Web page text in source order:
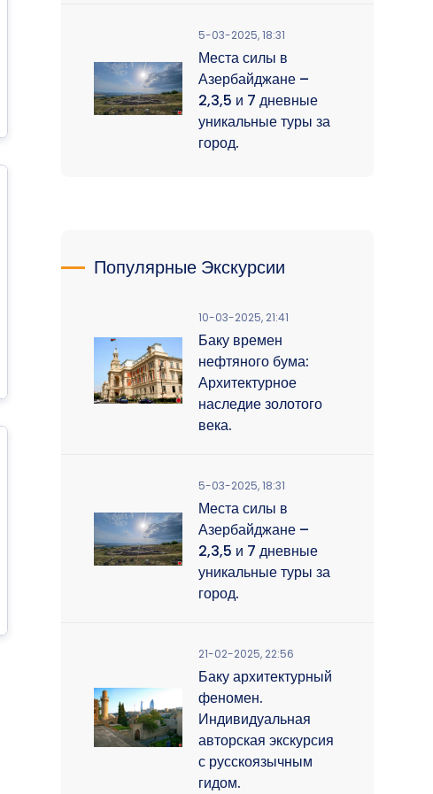
5-03-2025, 18:31
Места силы в
Азербайджане –
2,3,5 и 7 дневные
уникальные туры за
город.
Популярные Экскурсии
10-03-2025, 21:41
Баку времен
нефтяного бума:
Архитектурное
наследие золотого
века.
5-03-2025, 18:31
Места силы в
Азербайджане –
2,3,5 и 7 дневные
уникальные туры за
город.
21-02-2025, 22:56
Баку архитектурный
феномен.
Индивидуальная
авторская экскурсия
с русскоязычным
гидом.